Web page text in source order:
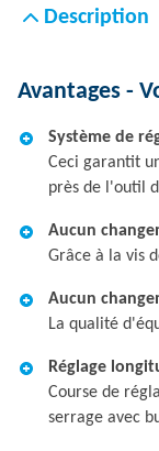
Description
Avantages -
Système de
Ceci garantit
près de l'outil
Aucun
Grâce à la vis
Aucun
La qualité
Réglage
Course de
serrage avec